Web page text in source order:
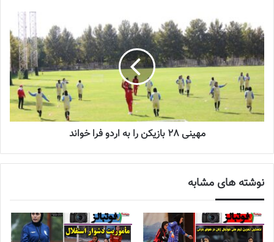
مهینی 28 بازیکن را به اردو فرا خواند
نوشته های مشابه